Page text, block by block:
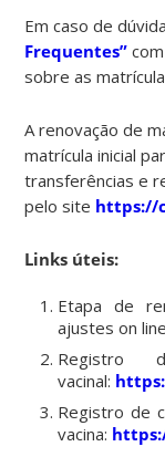
Em caso de
Frequentes”
sobre as
A renovação de
matrícula inicial
transferências e
pelo site https://
Links úteis:
Etapa de
ajustes on
Registro
vacinal:
Registro de
vacina: